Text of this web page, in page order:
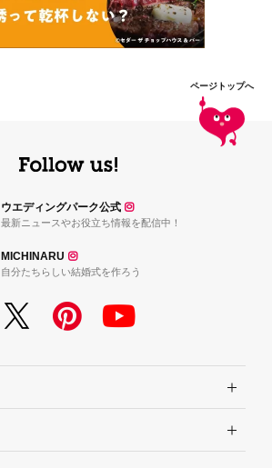
ページトップへ
ウエディングパーク公式
最新ニュースやお役立ち情報を配信中！
MICHINARU
自分たちらしい結婚式を作ろう